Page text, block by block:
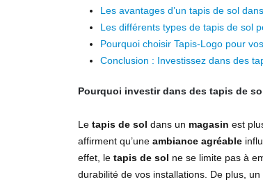
Les avantages d’un tapis de sol
Les différents types de tapis de sol
Pourquoi choisir Tapis-Logo pour
Conclusion : Investissez dans des
Pourquoi investir dans des tapis de
Le tapis de sol dans un magasin est
affirment qu’une ambiance agréable
effet, le tapis de sol ne se limite pas à
durabilité de vos installations. De plus, un